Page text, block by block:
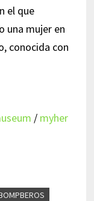
el que
una mujer en
conocida con
/ myher